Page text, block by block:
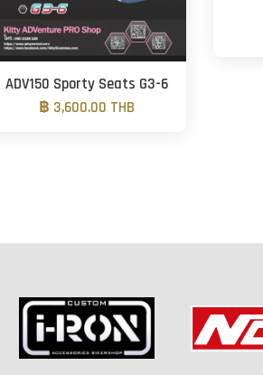
ADV150 Sporty Seats G3-6
฿ 3,600.00 THB